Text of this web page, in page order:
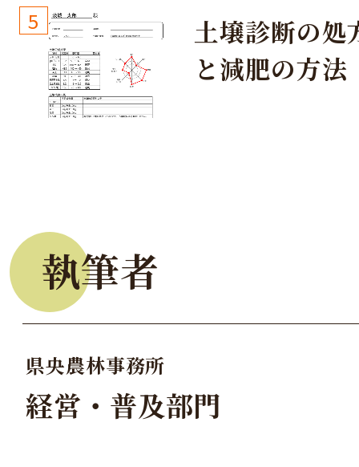
しょう！
5
土壌診断の処
と減肥の方法
執筆者
県央農林事務所
経営・普及部門